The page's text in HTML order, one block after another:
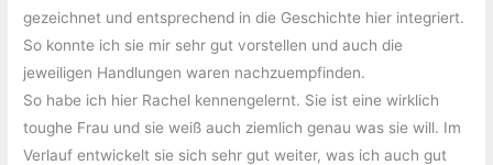
gezeichnet und entsprechend in die Geschichte hier integriert.
So konnte ich sie mir sehr gut vorstellen und auch die
jeweiligen Handlungen waren nachzuempfinden.
So habe ich hier Rachel kennengelernt. Sie ist eine wirklich
toughe Frau und sie weiß auch ziemlich genau was sie will. Im
Verlauf entwickelt sie sich sehr gut weiter, was ich auch gut